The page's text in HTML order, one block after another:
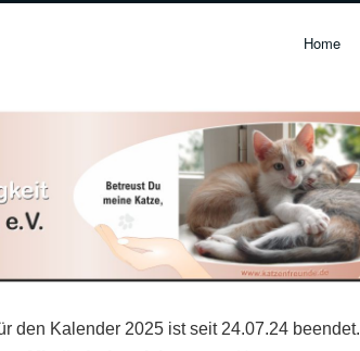
Home
den Kalender 2025 ist seit 24.07.24 beendet.